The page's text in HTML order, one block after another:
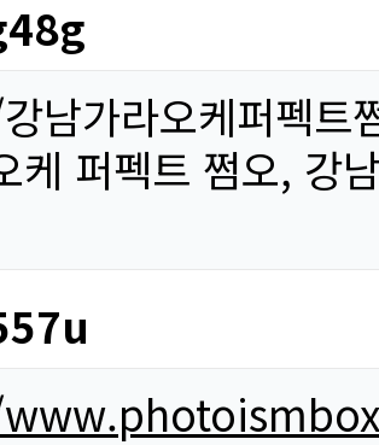
남가라오케퍼펙트
케 퍼펙트 쩜오, 강